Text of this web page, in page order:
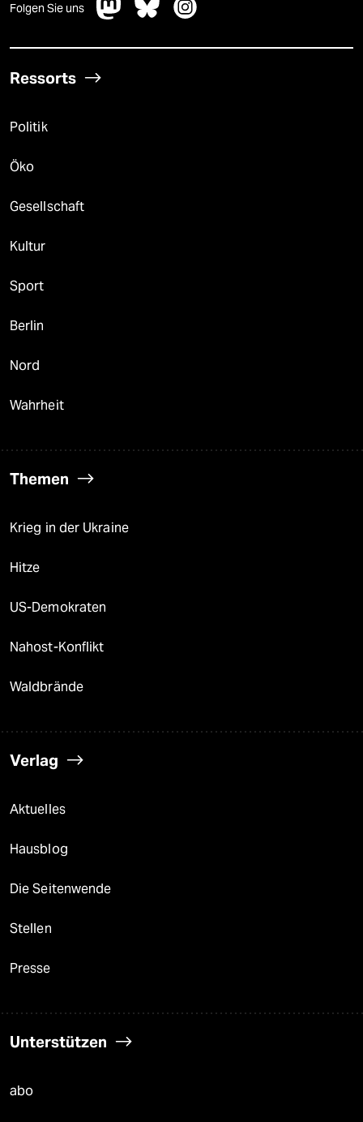
Folgen Sie uns
Ressorts
Politik
Öko
Gesellschaft
Kultur
Sport
Berlin
Nord
Wahrheit
Themen
Krieg in der Ukraine
Hitze
US-Demokraten
Nahost-Konflikt
Waldbrände
Verlag
Aktuelles
Hausblog
Die Seitenwende
Stellen
Presse
Unterstützen
abo